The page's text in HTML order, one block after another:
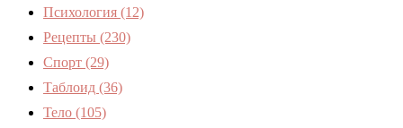
Психология (12)
Рецепты (230)
Спорт (29)
Таблоид (36)
Тело (105)